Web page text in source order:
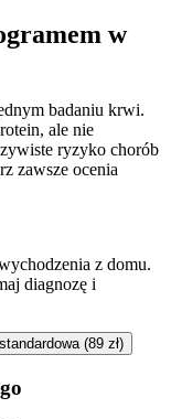
w
badaniu krwi.
ale nie
ryzyko chorób
zawsze ocenia
z domu.
diagnozę i
(89 zł)